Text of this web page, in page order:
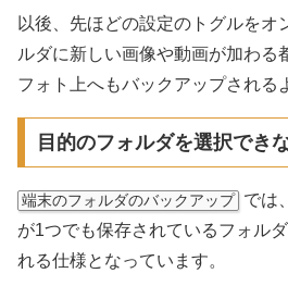
以後、先ほどの設定のトグルをオ
ルダに新しい画像や動画が加わる
フォト上へもバックアップされる
目的のフォルダを選択でき
端末のフォルダのバックアップ では
が1つでも保存されているフォル
れる仕様となっています。